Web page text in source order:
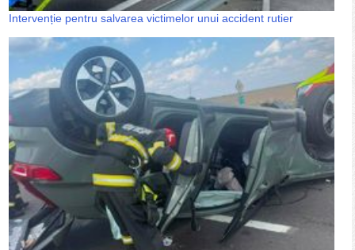
Intervenție pentru salvarea victimelor unui accident rutier